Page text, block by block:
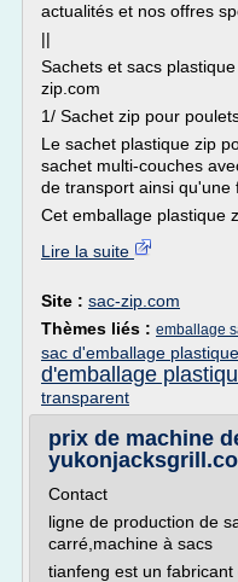
actualités et nos offres
||
Sachets et sacs
zip.com
1/ Sachet zip pour
Le sachet plastique zip
sachet multi-couches
de transport ainsi qu'une
Cet emballage plastique
Lire la suite
Site : sac-zip.com
Thèmes liés : emballage
sac d'emballage
d'emballage
transparent
prix de machine
Contact
ligne de production de
carré,machine à sacs
tianfeng est un